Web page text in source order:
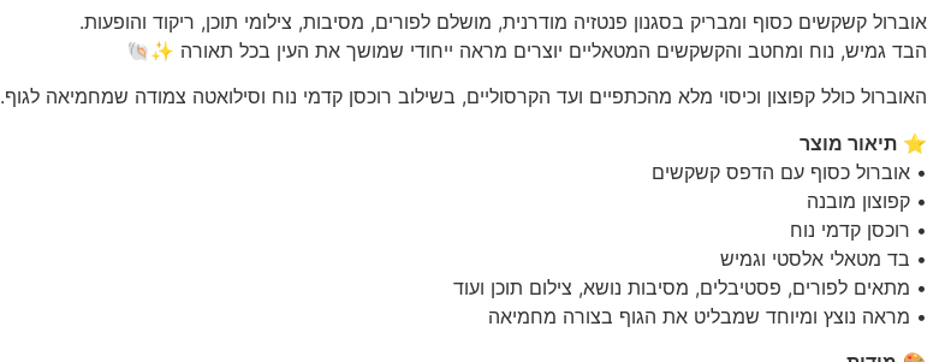
אוברול קשקשים כסוף ומבריק בסגנון פנטזיה מודרנית, מושלם לפורים, מסיבות, צילומי תוכן, ריקוד והופעות.
הבד גמיש, נוח ומחטב והקשקשים המטאליים יוצרים מראה ייחודי שמושך את העין בכל תאורה ✨🐚
האוברול כולל קפוצון וכיסוי מלא מהכתפיים ועד הקרסוליים, בשילוב רוכסן קדמי נוח וסילואטה צמודה שמחמיאה לגוף.
⭐ תיאור מוצר
• אוברול כסוף עם הדפס קשקשים
• קפוצון מובנה
• רוכסן קדמי נוח
• בד מטאלי אלסטי וגמיש
• מתאים לפורים, פסטיבלים, מסיבות נושא, צילום תוכן ועוד
• מראה נוצץ ומיוחד שמבליט את הגוף בצורה מחמיאה